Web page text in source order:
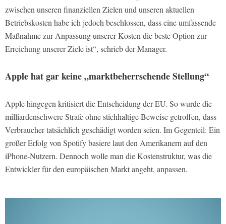
zwischen unseren finanziellen Zielen und unseren aktuellen
Betriebskosten habe ich jedoch beschlossen, dass eine umfassende
Maßnahme zur Anpassung unserer Kosten die beste Option zur
Erreichung unserer Ziele ist“, schrieb der Manager.
Apple hat gar keine „marktbeherrschende Stellung“
Apple hingegen kritisiert die Entscheidung der EU. So wurde die
milliardenschwere Strafe ohne stichhaltige Beweise getroffen, dass
Verbraucher tatsächlich geschädigt worden seien. Im Gegenteil: Ein
großer Erfolg von Spotify basiere laut den Amerikanern auf den
iPhone-Nutzern. Dennoch wolle man die Kostenstruktur, was die
Entwickler für den europäischen Markt angeht, anpassen.